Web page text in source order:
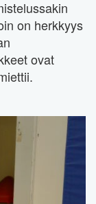
on herkkyys
ovat